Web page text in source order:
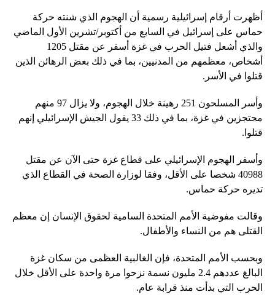
أظهرت أرقام إسرائيلية رسمية أن الهجوم الذي شنته حركة
حماس على إسرائيل في السابع من أكتوبر/تشرين الأول الماضي
والذي أشعل فتيل الحرب في غزة أسفر عن مقتل 1205
أشخاص، معظمهم من المدنيين، بما في ذلك بعض الرهائن الذين
قتلوا في الأسر.
وأسر المسلحون 251 رهينة خلال الهجوم، ولا يزال 97 منهم
محتجزين في غزة، بما في ذلك 33 يقول الجيش الإسرائيلي إنهم
قتلوا.
وأسفر الهجوم الإسرائيلي على قطاع غزة حتى الآن عن مقتل
40988 شخصا على الأقل، وفقا لوزارة الصحة في القطاع الذي
تديره حركة حماس.
وقالت مفوضية الأمم المتحدة السامية لحقوق الإنسان إن معظم
القتلى هم من النساء والأطفال.
وبحسب الأمم المتحدة، فإن الغالبية العظمى من سكان غزة
البالغ عددهم 2.4 مليون نسمة نزحوا مرة واحدة على الأقل خلال
الحرب التي بدأت منذ قرابة عام.